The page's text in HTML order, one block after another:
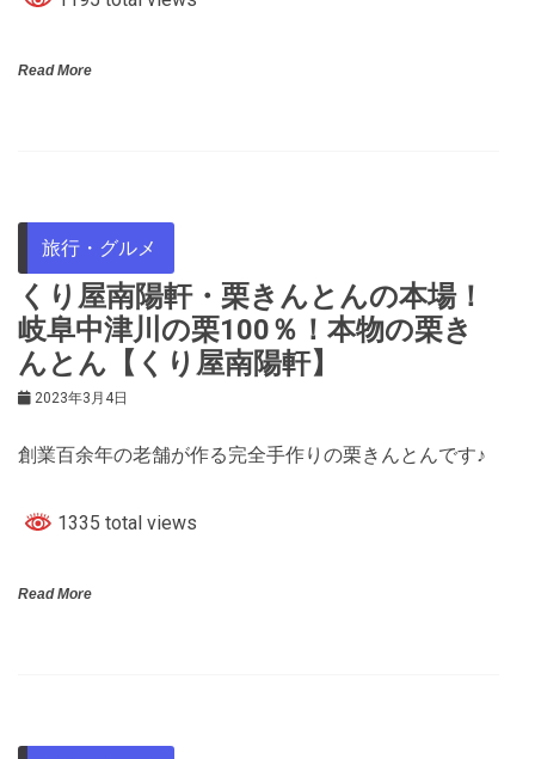
Read More
旅行・グルメ
くり屋南陽軒・栗きんとんの本場！
岐阜中津川の栗100％！本物の栗き
んとん【くり屋南陽軒】
2023年3月4日
創業百余年の老舗が作る完全手作りの栗きんとんです♪
1335 total views
Read More